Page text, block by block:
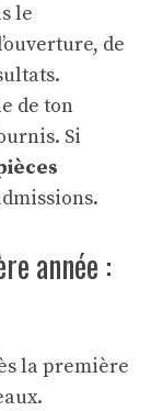
le
de
de ton
Si
année :
la première